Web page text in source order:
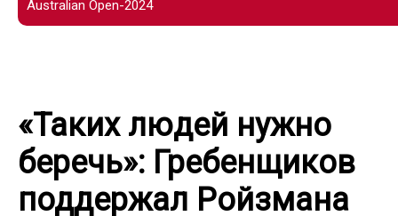
Australian Open-2024
«Таких людей нужно
беречь»: Гребенщиков
поддержал Ройзмана